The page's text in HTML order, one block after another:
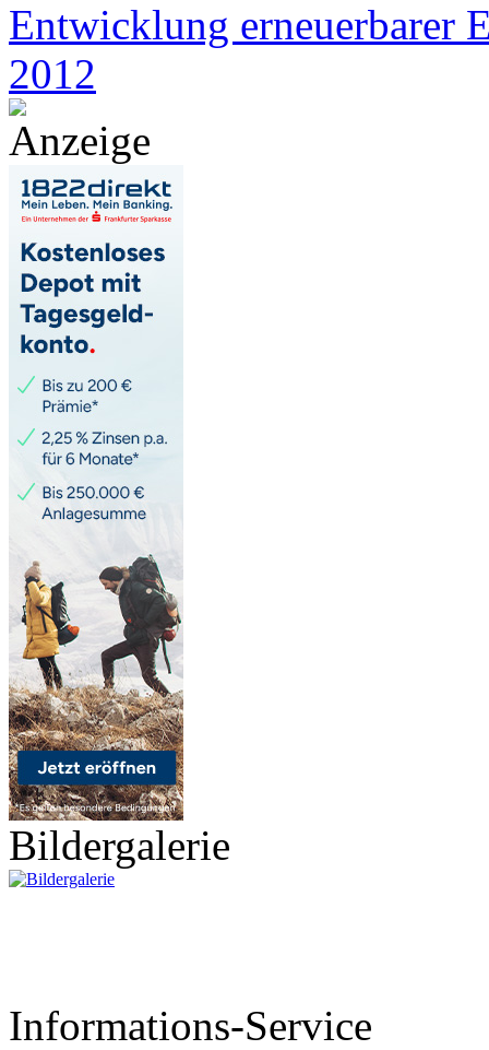
Entwicklung erneuerbarer
2012
Anzeige
Bildergalerie
Informations-Service